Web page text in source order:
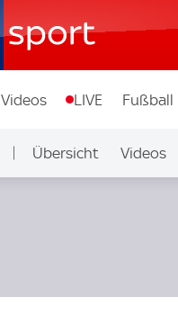
Videos LIVE Fußball
Übersicht Videos